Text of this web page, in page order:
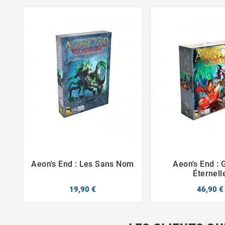
Aeon's End : Les Sans Nom
19,90 €

Aeon's End :
46,90 €